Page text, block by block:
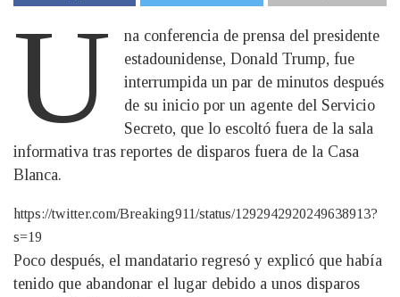
U
na conferencia de prensa del presidente
estadounidense, Donald Trump, fue
interrumpida un par de minutos después
de su inicio por un agente del Servicio
Secreto, que lo escoltó fuera de la sala
informativa tras reportes de disparos fuera de la Casa
Blanca.
https://twitter.com/Breaking911/status/1292942920249638913?
s=19
Poco después, el mandatario regresó y explicó que había
tenido que abandonar el lugar debido a unos disparos